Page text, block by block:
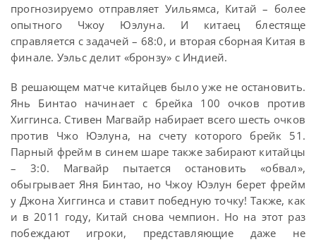
прогнозируемо отправляет Уильямса, Китай – более
опытного Чжоу Юэлуна. И китаец блестяще
справляется с задачей – 68:0, и вторая сборная Китая в
финале. Уэльс делит «бронзу» с Индией.
В решающем матче китайцев было уже не остановить.
Янь Бинтао начинает с брейка 100 очков против
Хиггинса. Стивен Магвайр набирает всего шесть очков
против Чжо Юэлуна, на счету которого брейк 51.
Парный фрейм в синем шаре также забирают китайцы
– 3:0. Магвайр пытается остановить «обвал»,
обыгрывает Яня Бинтао, но Чжоу Юэлун берет фрейм
у Джона Хиггинса и ставит победную точку! Также, как
и в 2011 году, Китай снова чемпион. Но на этот раз
побеждают игроки, представляющие даже не